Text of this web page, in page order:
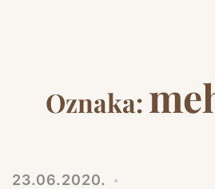
Oznaka:
23.06.2020.